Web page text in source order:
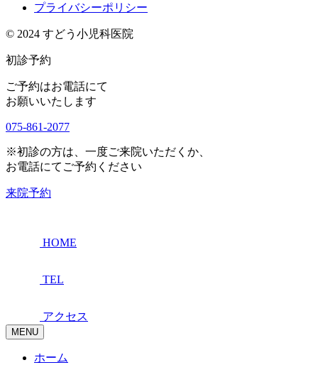
プライバシーポリシー
© 2024 すどう小児科医院
初診予約
ご予約はお電話にて
お願いいたします
075-861-2077
※初診の方は、一度ご来院いただくか、
お電話にてご予約ください
来院予約
HOME
TEL
アクセス
MENU
ホーム